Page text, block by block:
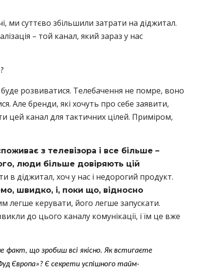
ми суттєво збільшили затрати на діджитал.
– той канал, який зараз у нас
буде розвиватися. Телебачення не помре, воно
Але бренди, які хочуть про себе заявити,
цей канал для тактичних цілей. Приміром,
з телевізора і все більше –
люди більше довіряють цій
в діджитал, хоч у нас і недорогий продукт.
швидко, і, поки що, відносно
легше керувати, його легше запускати.
до цього каналу комунікації, і їм це вже
факт, що зробиш всі якісно. Як встигаєте
Європа»? Є секрети успішного тайм-